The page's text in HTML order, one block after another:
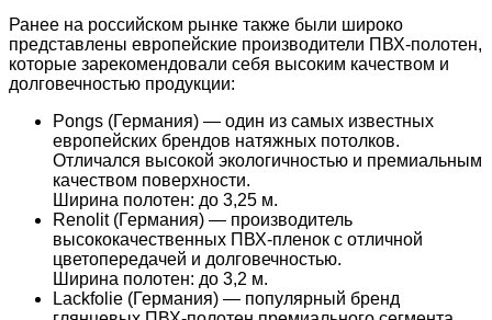
Ранее на российском рынке также были широко
представлены европейские производители ПВХ-полотен,
которые зарекомендовали себя высоким качеством и
долговечностью продукции:
Pongs (Германия) — один из самых известных
европейских брендов натяжных потолков.
Отличался высокой экологичностью и премиальным
качеством поверхности.
Ширина полотен: до 3,25 м.
Renolit (Германия) — производитель
высококачественных ПВХ-пленок с отличной
цветопередачей и долговечностью.
Ширина полотен: до 3,2 м.
Lackfolie (Германия) — популярный бренд